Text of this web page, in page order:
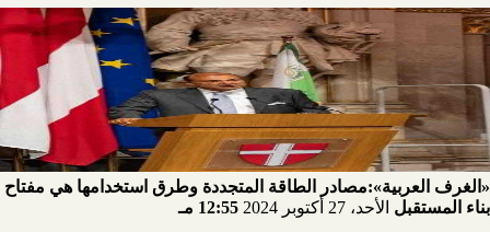
«الغرف العربية»:مصادر الطاقة المتجددة وطرق استخدامها هي مفتاح
بناء المستقبل الأحد، 27 أكتوبر 2024 12:55 مـ